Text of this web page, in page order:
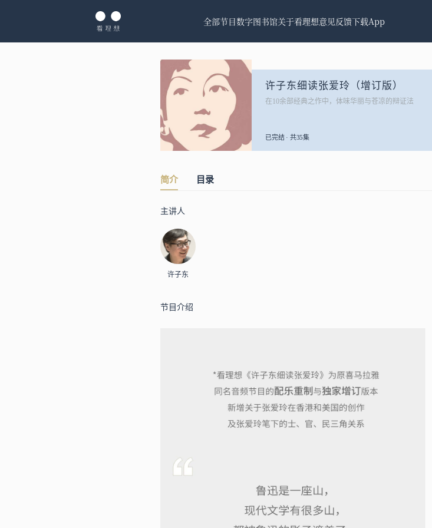
全部节目数字图书馆关于看理想意见反馈下载App
许子东细读张爱玲（增订版）
在10余部经典之作中，体味华丽与苍凉的辩证法
已完结 · 共35集
简介 目录
主讲人
许子东
节目介绍